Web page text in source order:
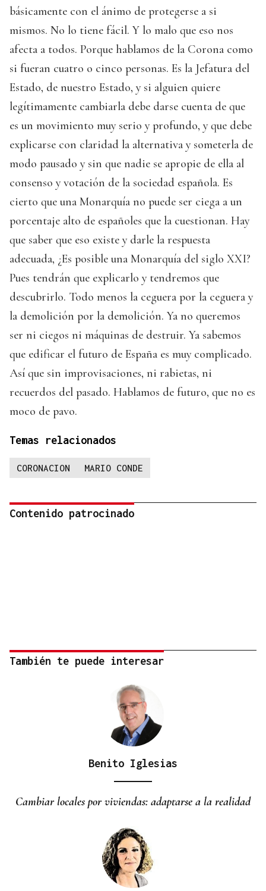
básicamente con el ánimo de protegerse a si
mismos. No lo tiene fácil. Y lo malo que eso nos
afecta a todos. Porque hablamos de la Corona como
si fueran cuatro o cinco personas. Es la Jefatura del
Estado, de nuestro Estado, y si alguien quiere
legítimamente cambiarla debe darse cuenta de que
es un movimiento muy serio y profundo, y que debe
explicarse con claridad la alternativa y someterla de
modo pausado y sin que nadie se apropie de ella al
consenso y votación de la sociedad española. Es
cierto que una Monarquía no puede ser ciega a un
porcentaje alto de españoles que la cuestionan. Hay
que saber que eso existe y darle la respuesta
adecuada, ¿Es posible una Monarquía del siglo XXI?
Pues tendrán que explicarlo y tendremos que
descubrirlo. Todo menos la ceguera por la ceguera y
la demolición por la demolición. Ya no queremos
ser ni ciegos ni máquinas de destruir. Ya sabemos
que edificar el futuro de España es muy complicado.
Así que sin improvisaciones, ni rabietas, ni
recuerdos del pasado. Hablamos de futuro, que no es
moco de pavo.
Temas relacionados
CORONACION MARIO CONDE
Contenido patrocinado
También te puede interesar
Benito Iglesias
Cambiar locales por viviendas: adaptarse a la realidad